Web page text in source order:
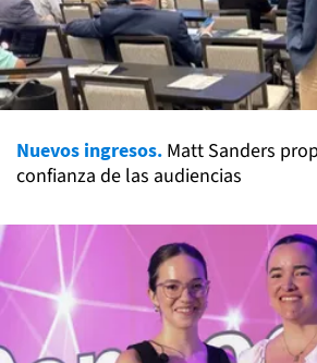
Nuevos ingresos. Matt Sanders
confianza de las audiencias